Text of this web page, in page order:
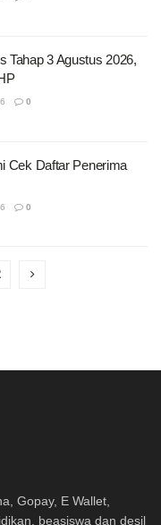
Tahap 3 Agustus 2026,
0
Cek Daftar Penerima
0
Gopay, E Wallet,
beasiswa dan desil